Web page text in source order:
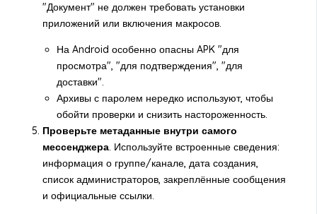
"Документ" не должен требовать установки
приложений или включения макросов.
На Android особенно опасны APK "для
просмотра", "для подтверждения", "для
доставки".
Архивы с паролем нередко используют, чтобы
обойти проверки и снизить настороженность.
Проверьте метаданные внутри самого
мессенджера. Используйте встроенные сведения:
информация о группе/канале, дата создания,
список администраторов, закреплённые сообщения
и официальные ссылки.